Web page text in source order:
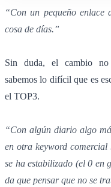
“Con un pequeño enlace
cosa de días.”
Sin duda, el cambio no
sabemos lo difícil que es
el TOP3.
“Con algún diario algo
en otra keyword comercial
se ha estabilizado (el 0 en
da que pensar que no se